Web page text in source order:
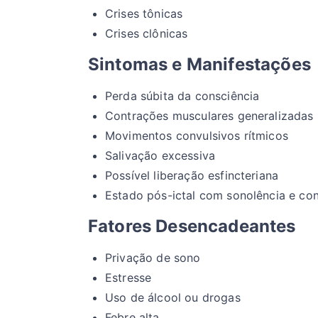
Crises tônicas
Crises clônicas
Sintomas e Manifestações
Perda súbita da consciência
Contrações musculares generalizadas
Movimentos convulsivos rítmicos
Salivação excessiva
Possível liberação esfincteriana
Estado pós-ictal com sonolência e
Fatores Desencadeantes
Privação de sono
Estresse
Uso de álcool ou drogas